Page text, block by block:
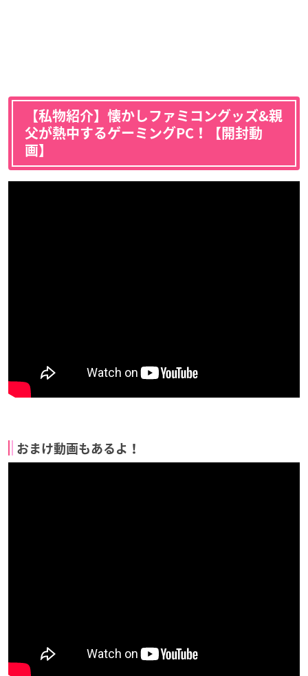
【私物紹介】懐かしファミコングッズ&親
父が熱中するゲーミングPC！【開封動
画】
おまけ動画もあるよ！